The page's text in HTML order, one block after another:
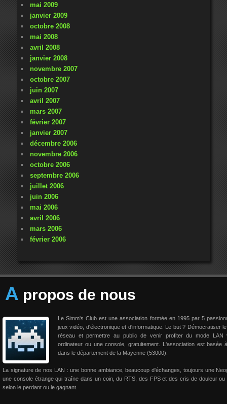
mai 2009
janvier 2009
octobre 2008
mai 2008
avril 2008
janvier 2008
novembre 2007
octobre 2007
juin 2007
avril 2007
mars 2007
février 2007
janvier 2007
décembre 2006
novembre 2006
octobre 2006
septembre 2006
juillet 2006
juin 2006
mai 2006
avril 2006
mars 2006
février 2006
A propos de nous
Le Simm's Club est une association formée en 1995 par 5
jeux vidéo, d'électronique et d'informatique. Le but ? Démocratiser
réseau et permettre au public de venir profiter du mode LAN
ordinateur ou une console, gratuitement. L'association est basée
dans le département de la Mayenne (53000).
La signature de nos LAN : une bonne ambiance, beaucoup d'échanges, toujours une
une console étrange qui traîne dans un coin, du RTS, des FPS et des cris de douleur ou
selon le perdant ou le gagnant.